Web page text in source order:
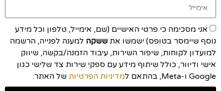
אני מסכימה כי פרטי האישיים (שם, אימייל, טלפון וכל מידע
נוסף שיימסר בטופס) ישמשו את ששקה למענה לפנייה, הרשמה
למועדון לקוחות, שיפור השירות, עיבוד הזמנה/בקשה, שיווק
אישי ודיוור, כולל שיתוף מידע עם ספקי שירות צד שלישי כגון
Google ו-Meta, בהתאם ל
מדיניות הפרטיות של האתר.